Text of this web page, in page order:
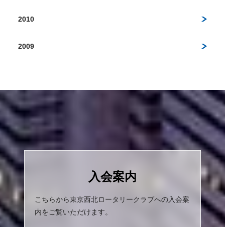
2010
2009
入会案内
こちらから東京西北ロータリークラブへの入会案
内をご覧いただけます。